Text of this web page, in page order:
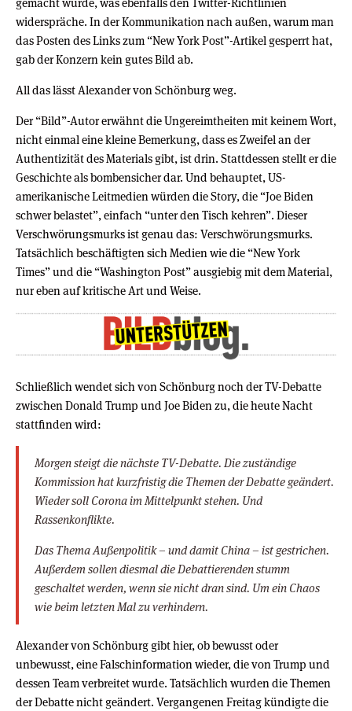
widerspräche. In der Kommunikation nach außen, warum man
das Posten des Links zum “New York Post”-Artikel gesperrt hat,
gab der Konzern kein gutes Bild ab.
All das lässt Alexander von Schönburg weg.
Der “Bild”-Autor erwähnt die Ungereimtheiten mit keinem Wort,
nicht einmal eine kleine Bemerkung, dass es Zweifel an der
Authentizität des Materials gibt, ist drin. Stattdessen stellt er die
Geschichte als bombensicher dar. Und behauptet, US-
amerikanische Leitmedien würden die Story, die “Joe Biden
schwer belastet”, einfach “unter den Tisch kehren”. Dieser
Verschwörungsmurks ist genau das: Verschwörungsmurks.
Tatsächlich beschäftigten sich Medien wie die “New York
Times” und die “Washington Post” ausgiebig mit dem Material,
nur eben auf kritische Art und Weise.
Schließlich wendet sich von Schönburg noch der TV-Debatte
zwischen Donald Trump und Joe Biden zu, die heute Nacht
stattfinden wird:
Morgen steigt die nächste TV-Debatte. Die zuständige
Kommission hat kurzfristig die Themen der Debatte geändert.
Wieder soll Corona im Mittelpunkt stehen. Und
Rassenkonflikte.
Das Thema Außenpolitik – und damit China – ist gestrichen.
Außerdem sollen diesmal die Debattierenden stumm
geschaltet werden, wenn sie nicht dran sind. Um ein Chaos
wie beim letzten Mal zu verhindern.
Alexander von Schönburg gibt hier, ob bewusst oder
unbewusst, eine Falschinformation wieder, die von Trump und
dessen Team verbreitet wurde. Tatsächlich wurden die Themen
der Debatte nicht geändert. Vergangenen Freitag kündigte die